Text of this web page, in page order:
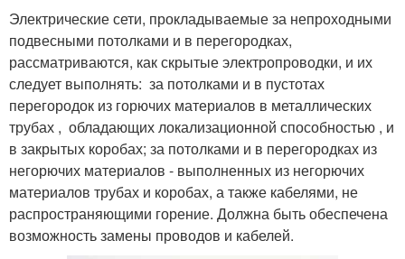
Электрические сети, прокладываемые за непроходными
подвесными потолками и в перегородках,
рассматриваются, как скрытые электропроводки, и их
следует выполнять: за потолками и в пустотах
перегородок из горючих материалов в металлических
трубах , обладающих локализационной способностью , и
в закрытых коробах; за потолками и в перегородках из
негорючих материалов - выполненных из негорючих
материалов трубах и коробах, а также кабелями, не
распространяющими горение. Должна быть обеспечена
возможность замены проводов и кабелей.